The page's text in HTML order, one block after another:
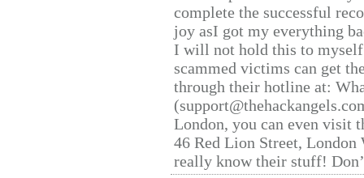
complete the successful
joy asI got my everything
I will not hold this to
scammed victims can get
through their hotline at:
London, you can even visit
46 Red Lion Street, London
really know their stuff!